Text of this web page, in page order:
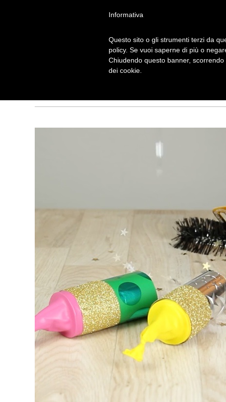
SPARA-
Informativa
Questo sito o gli strumenti terzi da
policy. Se vuoi saperne di più o
Chiudendo questo banner,
dei cookie.